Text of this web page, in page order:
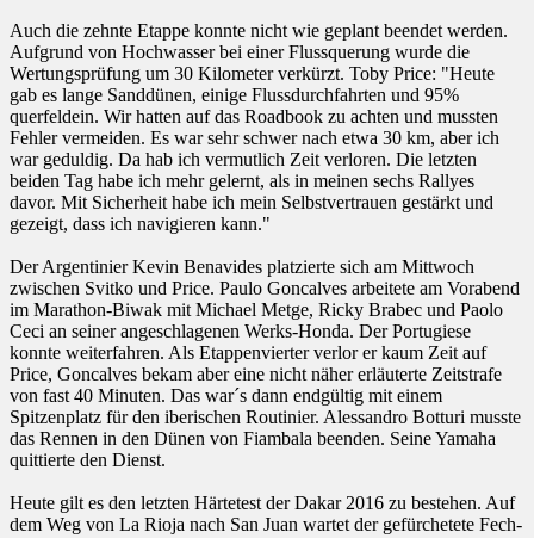
Auch die zehnte Etappe konnte nicht wie geplant beendet werden.
Aufgrund von Hochwasser bei einer Flussquerung wurde die
Wertungsprüfung um 30 Kilometer verkürzt. Toby Price: "Heute
gab es lange Sanddünen, einige Flussdurchfahrten und 95%
querfeldein. Wir hatten auf das Roadbook zu achten und mussten
Fehler vermeiden. Es war sehr schwer nach etwa 30 km, aber ich
war geduldig. Da hab ich vermutlich Zeit verloren. Die letzten
beiden Tag habe ich mehr gelernt, als in meinen sechs Rallyes
davor. Mit Sicherheit habe ich mein Selbstvertrauen gestärkt und
gezeigt, dass ich navigieren kann."
Der Argentinier Kevin Benavides platzierte sich am Mittwoch
zwischen Svitko und Price. Paulo Goncalves arbeitete am Vorabend
im Marathon-Biwak mit Michael Metge, Ricky Brabec und Paolo
Ceci an seiner angeschlagenen Werks-Honda. Der Portugiese
konnte weiterfahren. Als Etappenvierter verlor er kaum Zeit auf
Price, Goncalves bekam aber eine nicht näher erläuterte Zeitstrafe
von fast 40 Minuten. Das war´s dann endgültig mit einem
Spitzenplatz für den iberischen Routinier. Alessandro Botturi musste
das Rennen in den Dünen von Fiambala beenden. Seine Yamaha
quittierte den Dienst.
Heute gilt es den letzten Härtetest der Dakar 2016 zu bestehen. Auf
dem Weg von La Rioja nach San Juan wartet der gefürchetete Fech-